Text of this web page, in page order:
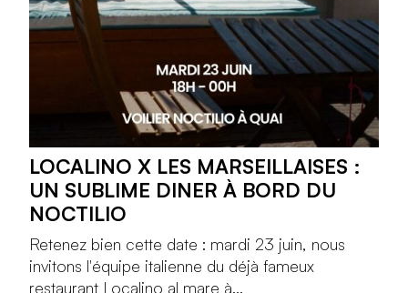
LOCALINO X LES MARSEILLAISES :
UN SUBLIME DINER À BORD DU
NOCTILIO
Retenez bien cette date : mardi 23 juin, nous
invitons l'équipe italienne du déjà fameux
restaurant Localino al mare à...